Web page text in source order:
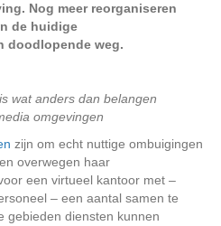
Nog meer reorganiseren
de huidige
doodlopende weg.
wat anders dan belangen
omgevingen
zijn om echt nuttige ombuigingen
overwegen haar
een virtueel kantoor met –
– een aantal samen te
gebieden diensten kunnen